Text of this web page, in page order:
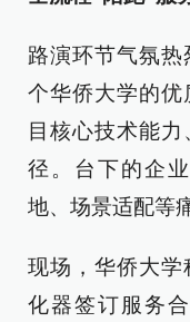
路演环节气氛热
个华侨大学的优
目核心技术能
径。台下的企
地、场景适配等
现场，华侨大学
化器签订服务